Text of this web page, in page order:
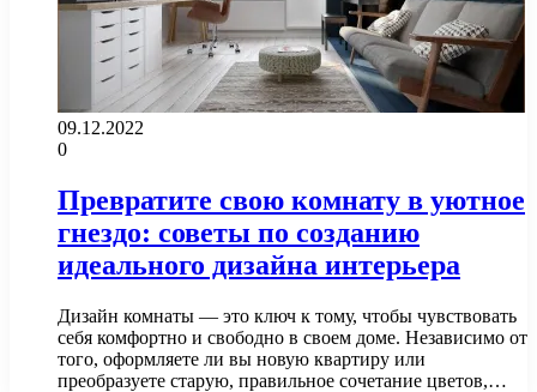
09.12.2022
0
Превратите свою комнату в уютное
гнездо: советы по созданию
идеального дизайна интерьера
Дизайн комнаты — это ключ к тому, чтобы чувствовать
себя комфортно и свободно в своем доме. Независимо от
того, оформляете ли вы новую квартиру или
преобразуете старую, правильное сочетание цветов,…